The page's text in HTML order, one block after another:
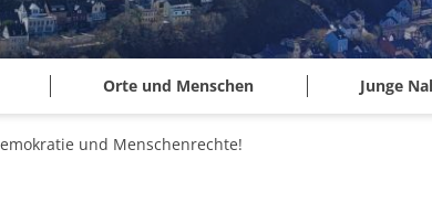
Orte und Menschen Junge
und Menschenrechte!